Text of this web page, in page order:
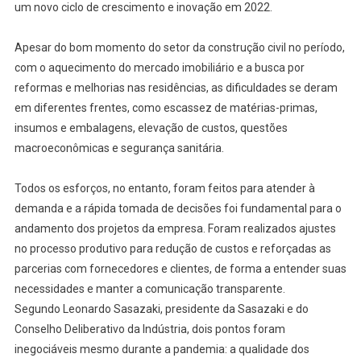
um novo ciclo de crescimento e inovação em 2022.
Apesar do bom momento do setor da construção civil no período,
com o aquecimento do mercado imobiliário e a busca por
reformas e melhorias nas residências, as dificuldades se deram
em diferentes frentes, como escassez de matérias-primas,
insumos e embalagens, elevação de custos, questões
macroeconômicas e segurança sanitária.
Todos os esforços, no entanto, foram feitos para atender à
demanda e a rápida tomada de decisões foi fundamental para o
andamento dos projetos da empresa. Foram realizados ajustes
no processo produtivo para redução de custos e reforçadas as
parcerias com fornecedores e clientes, de forma a entender suas
necessidades e manter a comunicação transparente.
Segundo Leonardo Sasazaki, presidente da Sasazaki e do
Conselho Deliberativo da Indústria, dois pontos foram
inegociáveis mesmo durante a pandemia: a qualidade dos